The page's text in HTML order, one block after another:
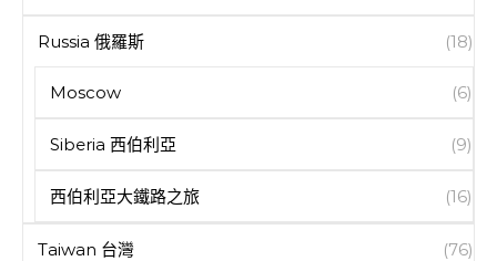
Russia 俄羅斯 (18)
Moscow (6)
Siberia 西伯利亞 (9)
西伯利亞大鐵路之旅 (16)
Taiwan 台灣 (76)